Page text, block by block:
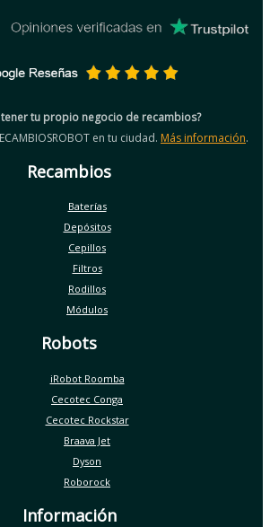
tener tu propio negocio de recambios?
en tu ciudad. Más información.
Recambios
Baterías
Depósitos
Cepillos
Filtros
Rodillos
Módulos
Robots
iRobot Roomba
Cecotec Conga
Cecotec Rockstar
Braava Jet
Dyson
Roborock
Información